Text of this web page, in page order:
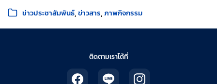
หมวดหมู่:
ข่าวประชาสัมพันธ์ ข่าวสาร ภาพกิจกรรม
ติดตามเราได้ที่